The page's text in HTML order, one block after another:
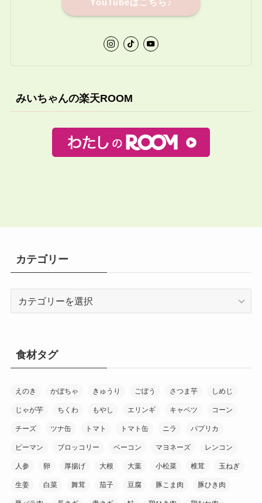
YouTubeはこちら♪
みいちゃんの楽天ROOM
カテゴリー
ー
食材タグ
えのき かぼちゃ きゅうり ごぼう さつま芋 しめじ
じゃが芋 ちくわ もやし エリンギ キャベツ コーン
チーズ ツナ缶 トマト トマト缶 ニラ パプリカ
ピーマン ブロッコリー ベーコン マヨネーズ レンコン
人参 卵 厚揚げ 大根 大葉 小松菜 椎茸 玉ねぎ
生姜 白菜 舞茸 茄子 豆腐 豚こま肉 豚ひき肉